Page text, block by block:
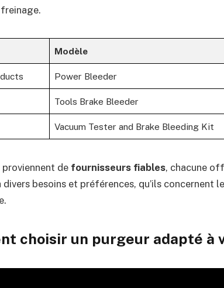
Modèle
Power Bleeder
Tools Brake Bleeder
Vacuum Tester and Brake Bleeding Kit
de fournisseurs fiables, chacune
divers besoins et préférences, qu’ils concernent
choisir un purgeur adapté à